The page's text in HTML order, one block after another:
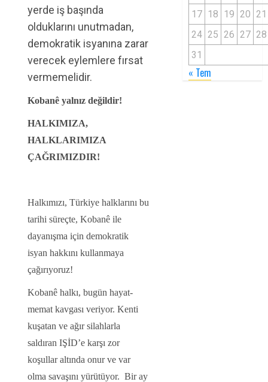
yerde iş başında
olduklarını unutmadan,
demokratik isyanına zarar
verecek eylemlere fırsat
vermemelidir.
Kobanê yalnız değildir!
HALKIMIZA,
HALKLARIMIZA
ÇAĞRIMIZDIR!
Halkımızı, Türkiye halklarını bu
tarihi süreçte, Kobanê ile
dayanışma için demokratik
isyan hakkını kullanmaya
çağırıyoruz!
Kobanê halkı, bugün hayat-
memat kavgası veriyor. Kenti
kuşatan ve ağır silahlarla
saldıran IŞİD’e karşı zor
koşullar altında onur ve var
olma savaşını yürütüyor. Bir ay
17 18 19 20 21
24 25 26 27 28
31
« Tem